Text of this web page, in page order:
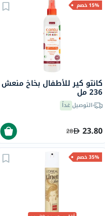
15% خصم
كانتو كير للأطفال بخاخ منعش
236 مل
التوصيلغداً
23.80
28
35% خصم